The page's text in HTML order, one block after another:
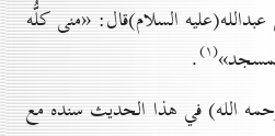
السلام)قال: «منى كلُّه
(۱) .
الله) في هذا الحديث سنده مع